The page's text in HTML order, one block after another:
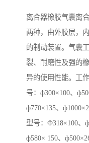
离合器橡胶气囊离
两种，由外胶层，
的制动装置。气囊
裂、耐磨性及强的
异的使用性能。工
号：ф300×100、
ф770×135、
型号：Ф318×100、
ф580× 150、